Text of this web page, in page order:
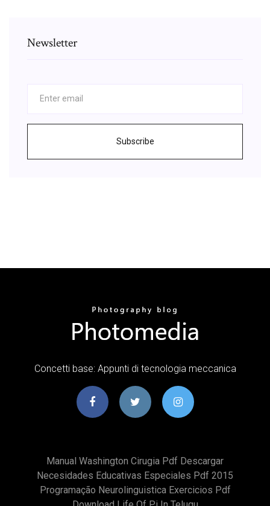
Newsletter
Subscribe
Concetti base: Appunti di tecnologia meccanica
Manual Washington Cirugia Pdf Descargar
Necesidades Educativas Especiales Pdf 2015
Programação Neurolinguistica Exercicios Pdf